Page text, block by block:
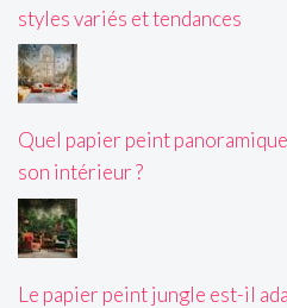
styles variés et tendances
Quel papier peint
son intérieur ?
Le papier peint jungle est-il